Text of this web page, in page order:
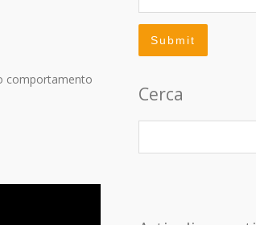
comportamento
Cerca